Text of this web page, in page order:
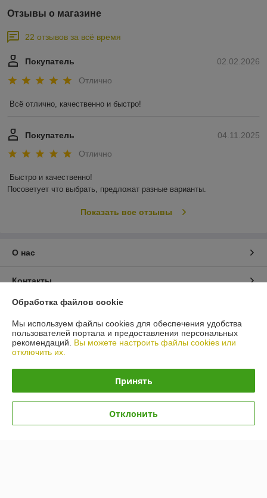
Отзывы о магазине
22 отзывов за всё время
02.02.2026
Покупатель
Отлично
Всё отлично, качественно и быстро!
04.11.2025
Покупатель
Отлично
Быстро и качественно!
Посоветует что выбрать, предложат разные варианты.
Показать все отзывы
О нас
Контакты
Доставка и оплата
График работы
Политика обработки cookies
Обработка файлов cookie
Мы используем файлы cookies для обеспечения удобства
пользователей портала и предоставления персональных
рекомендаций. Вы можете настроить файлы cookies или
отключить их.
Принять
Отклонить